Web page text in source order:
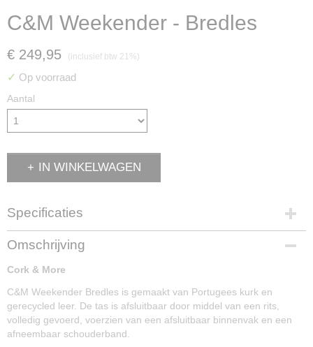
C&M Weekender - Bredles
€ 249,95 (inclusief btw 21%)
✓ Op voorraad
Aantal
IN WINKELWAGEN
Specificaties
Afmetingen (l,b,h)
48 x 16 x 26 cm
Omschrijving
Cork & More
C&M Weekender Bredles is gemaakt van Portugees kurk en
gerecycled leer. De tas is afsluitbaar door middel van een rits,
volledig gevoerd, voerzien van een afsluitbaar binnenvak en een
afneembaar schouderband.